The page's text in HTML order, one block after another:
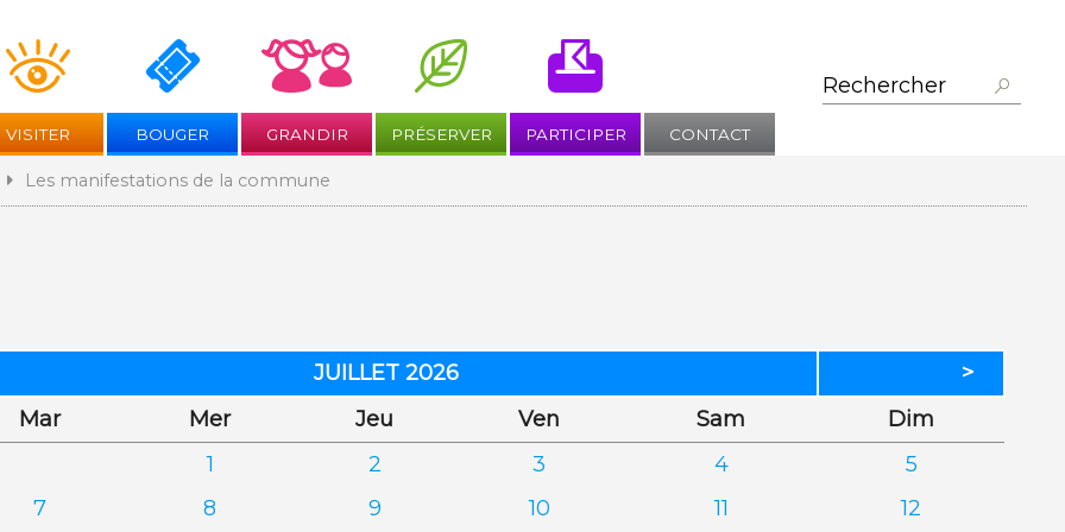
au
contenu
VISITER BOUGER GRANDIR PRÉSERVER PARTICIPER CONTACT
Les manifestations de la commune
JUILLET 2026
>
Mardi Mercredi Jeu Ven Sam Dim
1
2 3 4
5
7 8 9 10 11
12